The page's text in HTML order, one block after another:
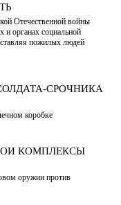
Отечественной войны
и органах социальной
пожилых людей
СРОЧНИКА
коробке
КОМПЛЕКСЫ
оружии против